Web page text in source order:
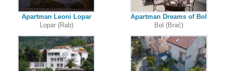
Apartman Leoni Lopar
Lopar (Rab)
Apartman Dreams of Bol
Bol (Brač)